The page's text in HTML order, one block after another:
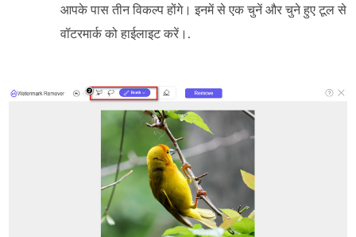
आपके पास तीन विकल्प होंगे। इनमें से एक चुनें और चुने हुए टूल से
वॉटरमार्क को हाईलाइट करें।.